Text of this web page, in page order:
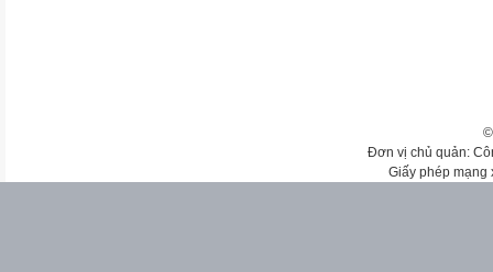
Đơn vị chủ quản:
Giấy phép mạng